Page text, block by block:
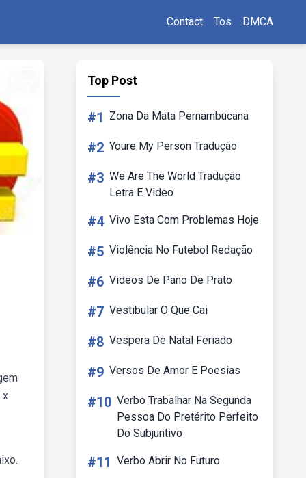
Contact Tos DMCA
x
Top Post
#1 Zona Da Mata Pernambucana
#2 Youre My Person Tradução
#3 We Are The World Tradução
Letra E Video
#4 Vivo Esta Com Problemas Hoje
#5 Violência No Futebol Redação
#6 Videos De Pano De Prato
#7 Vestibular O Que Cai
#8 Vespera De Natal Feriado
#9 Versos De Amor E Poesias
#10 Verbo Trabalhar Na Segunda
Pessoa Do Pretérito Perfeito
Do Subjuntivo
#11 Verbo Abrir No Futuro